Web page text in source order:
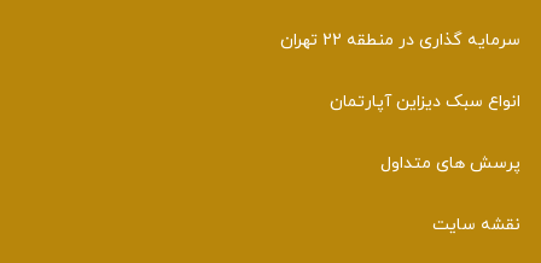
سرمایه گذاری در منطقه 22 تهران
انواع سبک دیزاین آپارتمان
پرسش های متداول
نقشه سایت